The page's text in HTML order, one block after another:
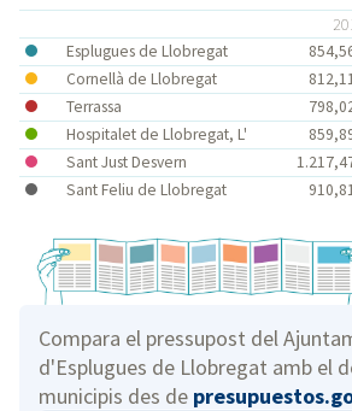
Esplugues de Llobregat
Cornellà de Llobregat
Terrassa
Hospitalet de Llobregat, L'
Sant Just Desvern
Sant Feliu de Llobregat
Compara el pressupost del
d'Esplugues de Llobregat amb el
municipis des de